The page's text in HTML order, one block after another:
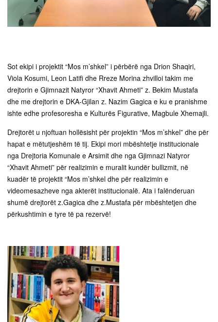
Sot ekipi i projektit “Mos m’shkel” i përbërë nga Drion Shaqiri,
Viola Kosumi, Leon Latifi dhe Rreze Morina zhvilloi takim me
drejtorin e Gjimnazit Natyror “Xhavit Ahmeti” z. Bekim Mustafa
dhe me drejtorin e DKA-Gjilan z. Nazim Gagica e ku e pranishme
ishte edhe profesoresha e Kulturës Figurative, Magbule Xhemajli.
Drejtorët u njoftuan hollësisht për projektin “Mos m’shkel” dhe për
hapat e mëtutjeshëm të tij. Ekipi mori mbështetje institucionale
nga Drejtoria Komunale e Arsimit dhe nga Gjimnazi Natyror
“Xhavit Ahmeti” për realizimin e muralit kundër bullizmit, në
kuadër të projektit “Mos m’shkel dhe për realizimin e
videomesazheve nga akterët institucionalë. Ata i falënderuan
shumë drejtorët z.Gagica dhe z.Mustafa për mbështetjen dhe
përkushtimin e tyre të pa rezervë!